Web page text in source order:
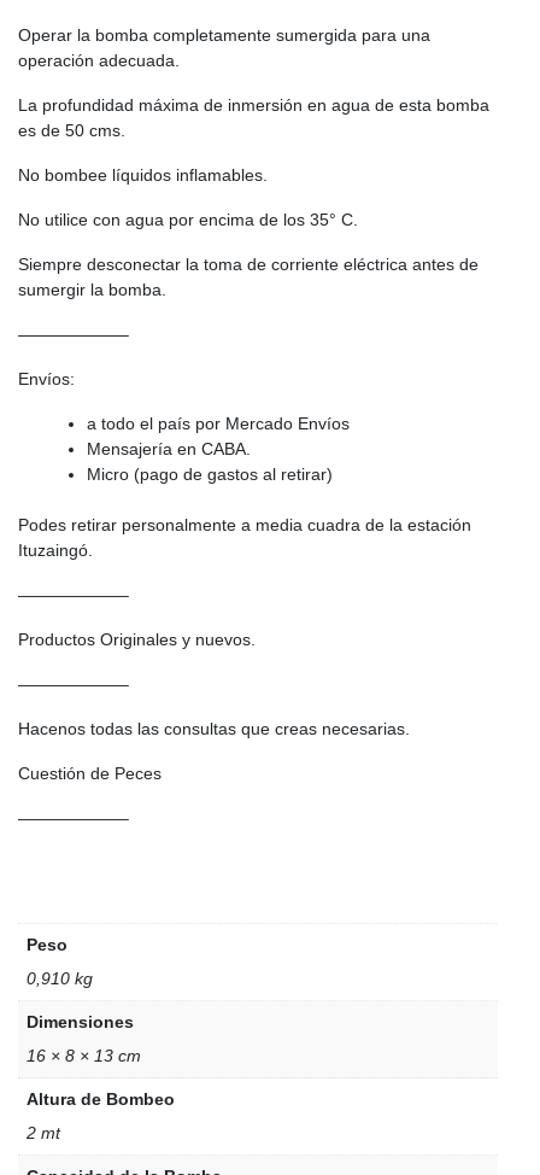
Operar la bomba completamente sumergida para una
operación adecuada.
La profundidad máxima de inmersión en agua de esta bomba
es de 50 cms.
No bombee líquidos inflamables.
No utilice con agua por encima de los 35° C.
Siempre desconectar la toma de corriente eléctrica antes de
sumergir la bomba.
——————–
Envíos:
a todo el país por Mercado Envíos
Mensajería en CABA.
Micro (pago de gastos al retirar)
Podes retirar personalmente a media cuadra de la estación
Ituzaingó.
——————–
Productos Originales y nuevos.
——————–
Hacenos todas las consultas que creas necesarias.
Cuestión de Peces
——————–
Peso
0,910 kg
Dimensiones
16 × 8 × 13 cm
Altura de Bombeo
2 mt